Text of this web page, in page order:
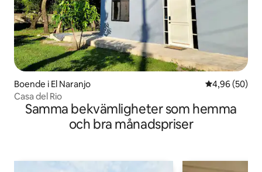
Boende i El Naranjo 4,96 av 5 i
4,96 (50)
Casa del Rio
Samma bekvämligheter som hemma
och bra månadspriser